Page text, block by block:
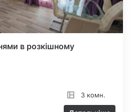
в розкішному
3 комн.